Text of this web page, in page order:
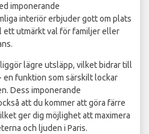
imponerande
interiör erbjuder gott om plats
ett utmärkt val för familjer eller
lägre utsläpp, vilket bidrar till
funktion som särskilt lockar
Dess imponerande
att du kommer att göra färre
ger dig möjlighet att maximera
och ljuden i Paris.